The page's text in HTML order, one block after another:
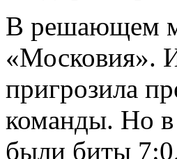
В решающем
«Московия».
пригрозила
команды. Но в
были биты